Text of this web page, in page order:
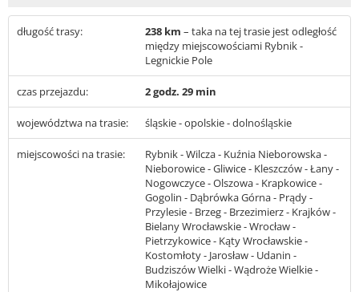
długość trasy: 238 km – taka na tej trasie jest odległość
między miejscowościami Rybnik -
Legnickie Pole
czas przejazdu: 2 godz. 29 min
województwa na trasie: śląskie - opolskie - dolnośląskie
miejscowości na trasie:
Rybnik - Wilcza - Kuźnia Nieborowska -
Nieborowice - Gliwice - Kleszczów - Łany -
Nogowczyce - Olszowa - Krapkowice -
Gogolin - Dąbrówka Górna - Prądy -
Przylesie - Brzeg - Brzezimierz - Krajków -
Bielany Wrocławskie - Wrocław -
Pietrzykowice - Kąty Wrocławskie -
Kostomłoty - Jarosław - Udanin -
Budziszów Wielki - Wądroże Wielkie -
Mikołajowice